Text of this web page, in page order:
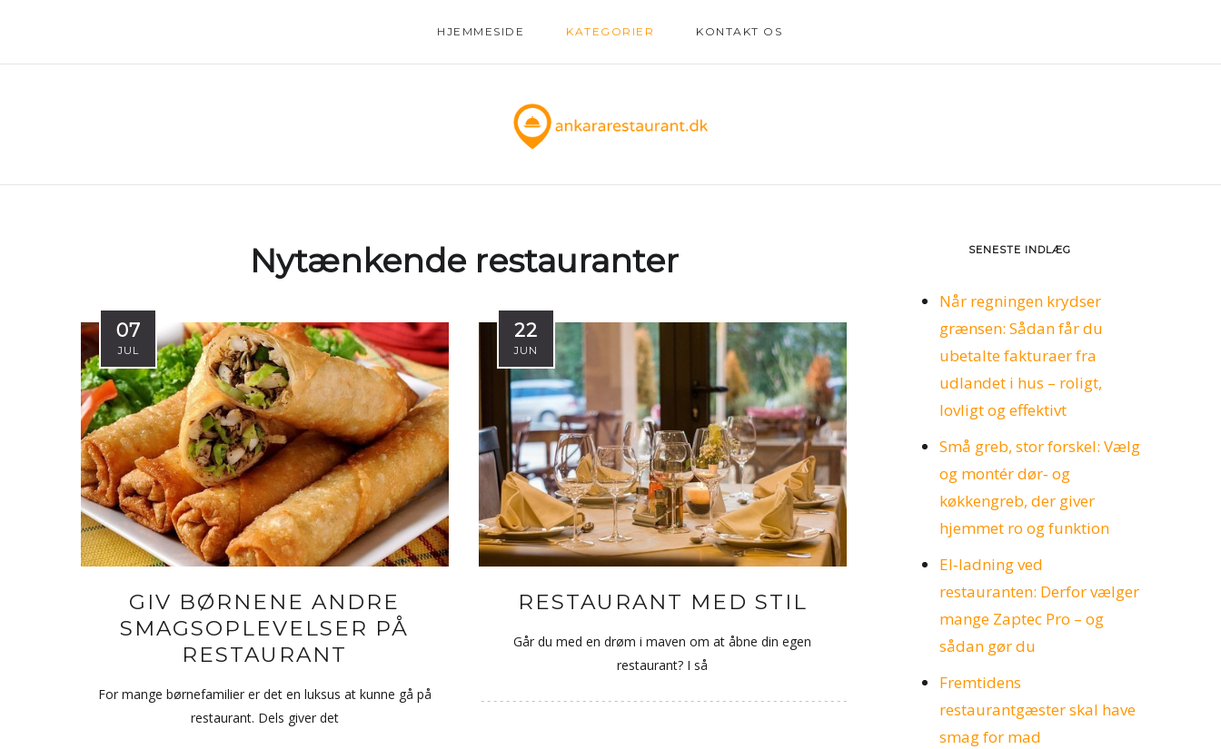
HJEMMESIDE KATEGORIER KONTAKT OS
Nytænkende restauranter
07
JUL
GIV BØRNENE ANDRE
SMAGSOPLEVELSER PÅ
RESTAURANT
For mange børnefamilier er det en luksus at kunne gå på
restaurant. Dels giver det
22
JUN
RESTAURANT MED STIL
Går du med en drøm i maven om at åbne din egen
restaurant? I så
SENESTE INDLÆG
Når regningen krydser
grænsen: Sådan får du
ubetalte fakturaer fra
udlandet i hus – roligt,
lovligt og effektivt
Små greb, stor forskel: Vælg
og montér dør‑ og
køkkengreb, der giver
hjemmet ro og funktion
El‑ladning ved
restauranten: Derfor vælger
mange Zaptec Pro – og
sådan gør du
Fremtidens
restaurantgæster skal have
smag for mad